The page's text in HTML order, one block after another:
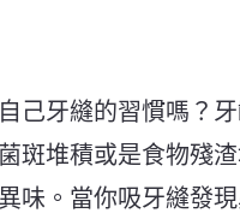
己牙縫的習慣嗎？
斑堆積或是食物殘
味。當你吸牙縫發